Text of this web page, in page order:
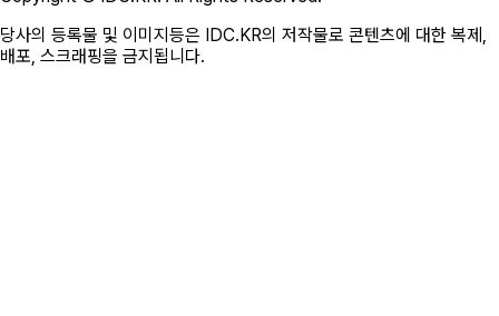
당사의 등록물 및 이미지등은 IDC.KR의 저작물로 콘텐츠에 대한 복제,
배포, 스크래핑을 금지됩니다.